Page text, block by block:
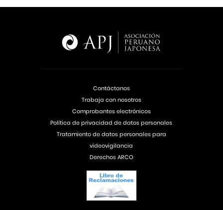
Contáctanos
Trabaja con nosotros
Comprobantes electrónicos
Política de privacidad de datos personales
Tratamiento de datos personales para
videovigilancia
Derechos ARCO